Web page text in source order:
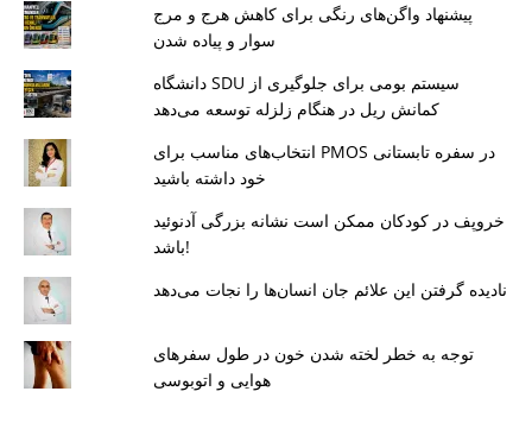
پیشنهاد واگن‌های رنگی برای کاهش هرج و مرج
سوار و پیاده شدن
دانشگاه SDU سیستم بومی برای جلوگیری از
کمانش ریل در هنگام زلزله توسعه می‌دهد
انتخاب‌های مناسب برای PMOS در سفره تابستانی
خود داشته باشید
خروپف در کودکان ممکن است نشانه بزرگی آدنوئید
باشد!
نادیده گرفتن این علائم جان انسان‌ها را نجات می‌دهد
توجه به خطر لخته شدن خون در طول سفرهای
هوایی و اتوبوسی